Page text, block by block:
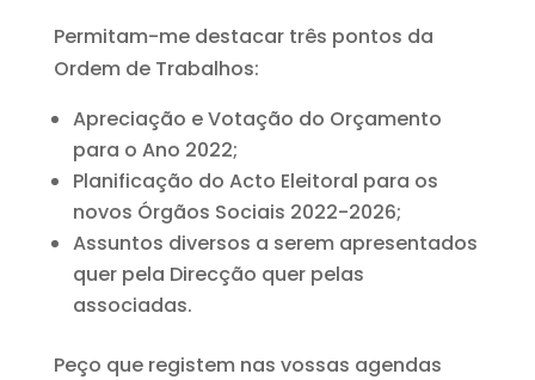
Permitam-me destacar três pontos da
Ordem de Trabalhos:
Apreciação e Votação do Orçamento
para o Ano 2022;
Planificação do Acto Eleitoral para os
novos Órgãos Sociais 2022-2026;
Assuntos diversos a serem apresentados
quer pela Direcção quer pelas
associadas.
Peço que registem nas vossas agendas